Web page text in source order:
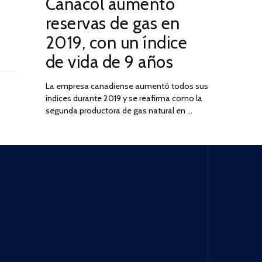
2025
reservas de gas en
2019, con un índice
de vida de 9 años
La empresa canadiense aumentó todos sus
índices durante 2019 y se reafirma como la
segunda productora de gas natural en …